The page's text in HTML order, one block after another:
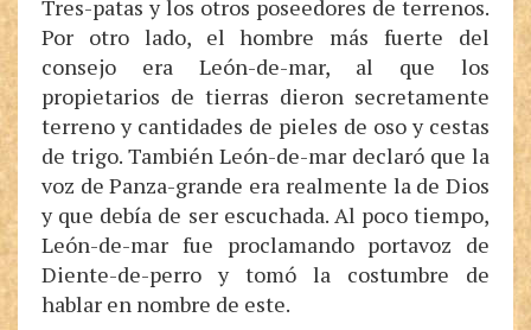
Tres-patas y los otros poseedores de terrenos.
Por otro lado, el hombre más fuerte del
consejo era León-de-mar, al que los
propietarios de tierras dieron secretamente
terreno y cantidades de pieles de oso y cestas
de trigo. También León-de-mar declaró que la
voz de Panza-grande era realmente la de Dios
y que debía de ser escuchada. Al poco tiempo,
León-de-mar fue proclamando portavoz de
Diente-de-perro y tomó la costumbre de
hablar en nombre de este.